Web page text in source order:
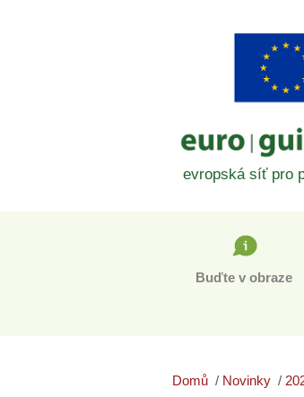
evropská síť pro
Buďte v obraze
Domů Novinky